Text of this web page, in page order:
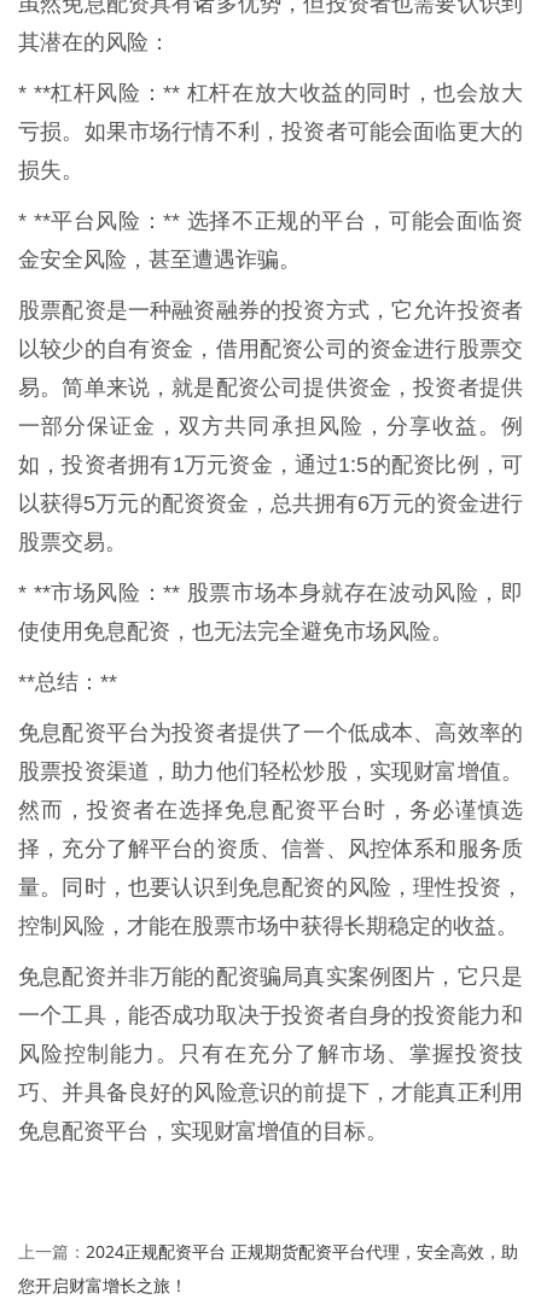
其潜在的风险：
* **杠杆风险：** 杠杆在放大收益的同时，也会放大
亏损。如果市场行情不利，投资者可能会面临更大的
损失。
* **平台风险：** 选择不正规的平台，可能会面临资
金安全风险，甚至遭遇诈骗。
股票配资是一种融资融券的投资方式，它允许投资者
以较少的自有资金，借用配资公司的资金进行股票交
易。简单来说，就是配资公司提供资金，投资者提供
一部分保证金，双方共同承担风险，分享收益。例
如，投资者拥有1万元资金，通过1:5的配资比例，可
以获得5万元的配资资金，总共拥有6万元的资金进行
股票交易。
* **市场风险：** 股票市场本身就存在波动风险，即
使使用免息配资，也无法完全避免市场风险。
**总结：**
免息配资平台为投资者提供了一个低成本、高效率的
股票投资渠道，助力他们轻松炒股，实现财富增值。
然而，投资者在选择免息配资平台时，务必谨慎选
择，充分了解平台的资质、信誉、风控体系和服务质
量。同时，也要认识到免息配资的风险，理性投资，
控制风险，才能在股票市场中获得长期稳定的收益。
免息配资并非万能的配资骗局真实案例图片，它只是
一个工具，能否成功取决于投资者自身的投资能力和
风险控制能力。只有在充分了解市场、掌握投资技
巧、并具备良好的风险意识的前提下，才能真正利用
免息配资平台，实现财富增值的目标。
上一篇： 2024正规配资平台 正规期货配资平台代理，安全高效，助
您开启财富增长之旅！